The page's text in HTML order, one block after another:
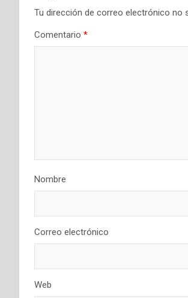
Tu dirección de correo electrónico no
Comentario *
Nombre
Correo electrónico
Web